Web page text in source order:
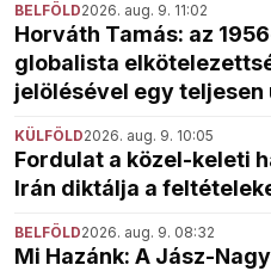
BELFÖLD2026. aug. 9. 11:02
Horváth Tamás: az
globalista
jelölésével egy teljesen
KÜLFÖLD2026. aug. 9. 10:05
Fordulat a közel-keleti
Irán diktálja a
BELFÖLD2026. aug. 9. 08:32
Mi Hazánk: A Jász-